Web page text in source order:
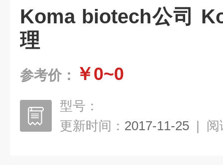
Koma biotech公司
理
参考价： ￥0~0
型号：
更新时间： 2017-11-25 | 阅